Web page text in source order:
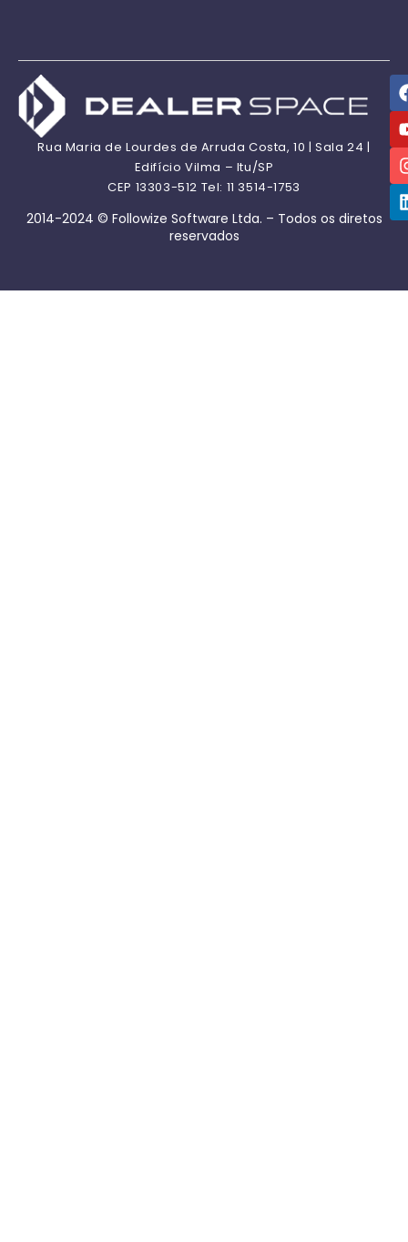
Rua Maria de Lourdes de Arruda Costa, 10 | Sala 24 |
Edifício Vilma – Itu/SP
CEP 13303-512 Tel: 11 3514-1753
2014-2024 © Followize Software Ltda. – Todos os diretos
reservados